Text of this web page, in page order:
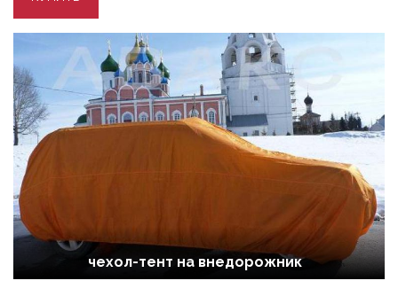
чехол-тент на внедорожник